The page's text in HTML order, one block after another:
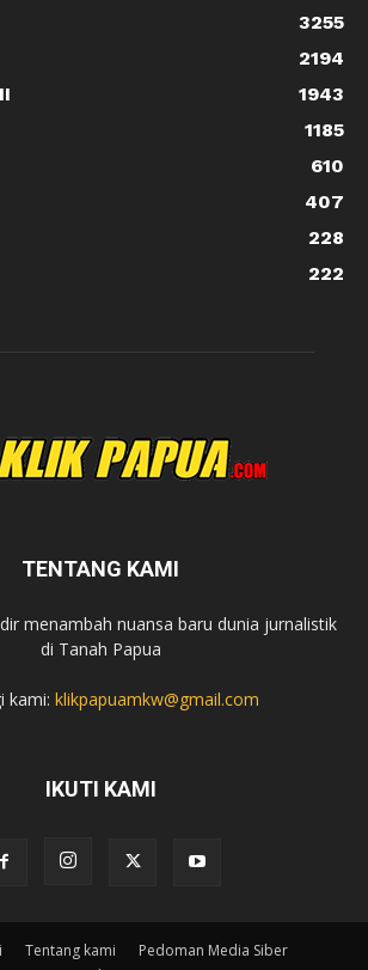
3255
2194
1943
1185
610
407
228
222
TENTANG KAMI
menambah nuansa baru dunia jurnalistik
di Tanah Papua
kami: klikpapuamkw@gmail.com
IKUTI KAMI
Tentang kami
Pedoman Media Siber